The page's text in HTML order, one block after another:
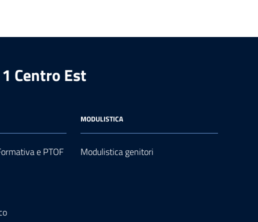
Centro Est
e PTOF
MODULISTICA
Modulistica genitori